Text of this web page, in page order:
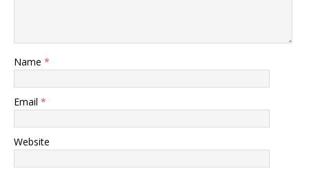
Name *
Email *
Website